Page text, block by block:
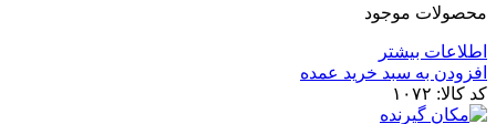
محصولات موجود
اطلاعات بیشتر
افزودن به سبد خرید عمده
کد کالا: ۱۰۷۲